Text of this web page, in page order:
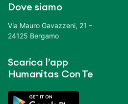
Dove siamo
Via Mauro Gavazzeni, 21 –
24125 Bergamo
Scarica l’app
Humanitas Con Te